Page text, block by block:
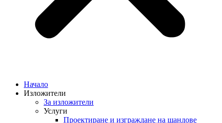
Начало
Изложители
За изложители
Услуги
Проектиране и изграждане на щандове